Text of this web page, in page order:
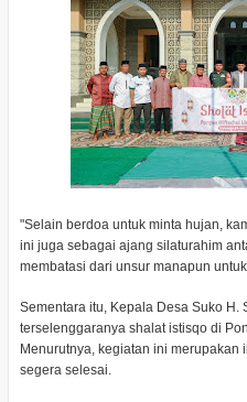
"Selain berdoa untuk minta hujan,
ini juga sebagai ajang silaturahim
membatasi dari unsur manapun
Sementara itu, Kepala Desa Suko H.
terselenggaranya shalat istisqo di
Menurutnya, kegiatan ini merupakan
segera selesai.